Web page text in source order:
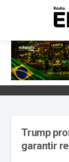
Trump
garantir